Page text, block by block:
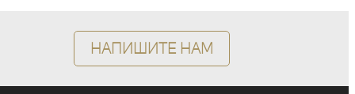
Напишите нам